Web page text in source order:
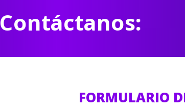
Contáctanos:
FORMULARIO